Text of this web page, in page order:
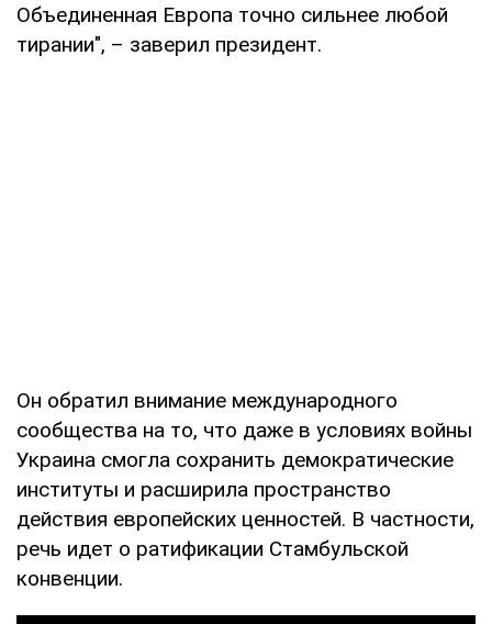
Объединенная Европа точно сильнее любой
тирании", – заверил президент.
Он обратил внимание международного
сообщества на то, что даже в условиях войны
Украина смогла сохранить демократические
институты и расширила пространство
действия европейских ценностей. В частности,
речь идет о ратификации Стамбульской
конвенции.